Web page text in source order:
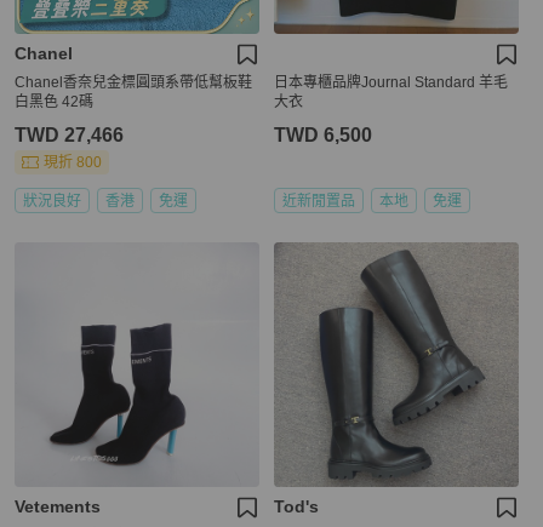
Chanel
Chanel香奈兒金標圓頭系帶低幫板鞋
白黑色 42碼
TWD 27,466
現折 800
狀況良好 香港 免運
日本專櫃品牌Journal Standard 羊毛
大衣
TWD 6,500
近新閒置品 本地 免運
Vetements Tod's